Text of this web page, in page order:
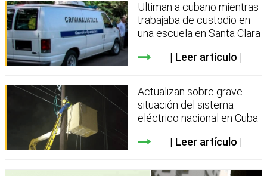
Ultiman a cubano mientras
trabajaba de custodio en
una escuela en Santa Clara
Leer artículo
Actualizan sobre grave
situación del sistema
eléctrico nacional en Cuba
Leer artículo